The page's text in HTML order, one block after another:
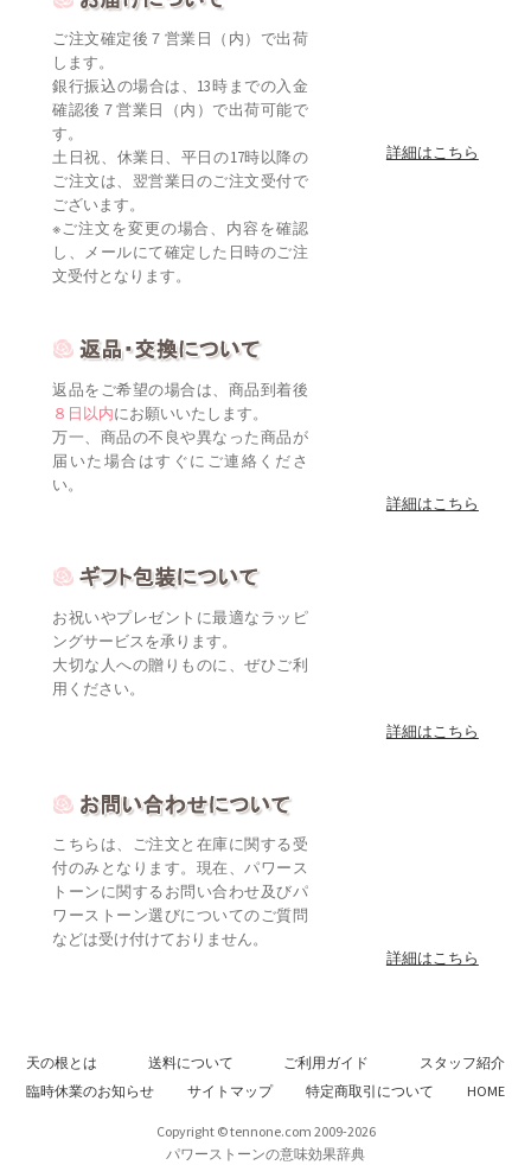
ご注文確定後７営業日（内）で出荷
します。
銀行振込の場合は、13時までの入金
確認後７営業日（内）で出荷可能で
す。
土日祝、休業日、平日の17時以降の
ご注文は、翌営業日のご注文受付で
ございます。
※ご注文を変更の場合、内容を確認
し、メールにて確定した日時のご注
文受付となります。
詳細はこちら
返品をご希望の場合は、商品到着後
８日以内にお願いいたします。
万一、商品の不良や異なった商品が
届いた場合はすぐにご連絡くださ
い。
詳細はこちら
お祝いやプレゼントに最適なラッピ
ングサービスを承ります。
大切な人への贈りものに、ぜひご利
用ください。
詳細はこちら
こちらは、ご注文と在庫に関する受
付のみとなります。現在、パワース
トーンに関するお問い合わせ及びパ
ワーストーン選びについてのご質問
などは受け付けておりません。
詳細はこちら
天の根とは 送料について ご利用ガイド
スタッフ紹介
臨時休業のお知らせ
サイトマップ 特定商取引について HOME
Copyright © tennone.com 2009-2026
パワーストーンの意味効果辞典